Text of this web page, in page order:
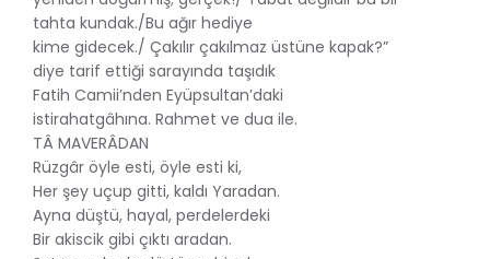
tahta kundak./Bu ağır hediye
kime gidecek./ Çakılır çakılmaz üstüne kapak?”
diye tarif ettiği sarayında taşıdık
Fatih Camii’nden Eyüpsultan’daki
istirahatgâhına. Rahmet ve dua ile.
TÂ MAVERÂDAN
Rüzgâr öyle esti, öyle esti ki,
Her şey uçup gitti, kaldı Yaradan.
Ayna düştü, hayal, perdelerdeki
Bir akiscik gibi çıktı aradan.